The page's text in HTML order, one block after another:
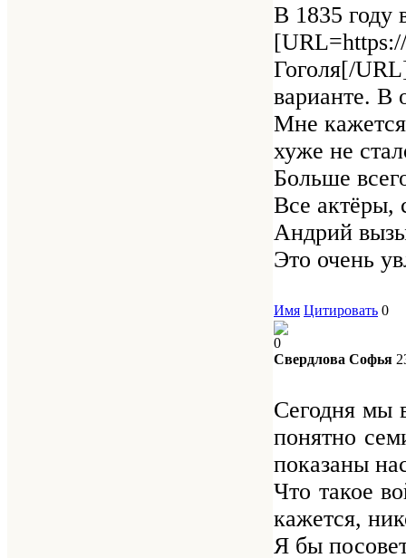
В 1835 году
Гоголя[/
варианте. В
Мне
хуже не
Больше
Все актёры,
Андрий
Это очень
Имя Цитировать 0
0
Свердлова Софья
Сегодня мы
понятно
показаны
Что такое
кажется,
Я бы